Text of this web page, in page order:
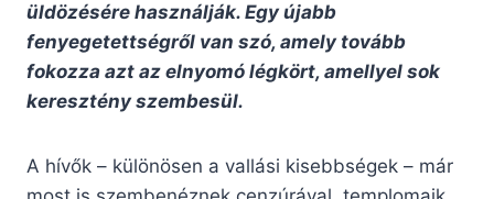
üldözésére használják. Egy újabb
fenyegetettségről van szó, amely tovább
fokozza azt az elnyomó légkört, amellyel sok
keresztény szembesül.
A hívők – különösen a vallási kisebbségek – már